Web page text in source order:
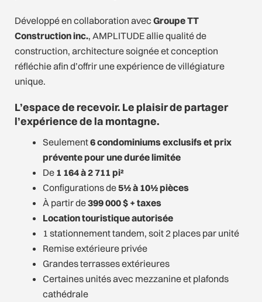
Développé en collaboration avec Groupe TT
Construction inc., AMPLITUDE allie qualité de
construction, architecture soignée et conception
réfléchie afin d’offrir une expérience de villégiature
unique.
L’espace de recevoir. Le plaisir de partager
l’expérience de la montagne.
Seulement6 condominiums exclusifs et prix
prévente pour une durée limitée
De 1 164 à 2 711 pi²
Configurations de5½ à 10½ pièces
À partir de399 000 $ + taxes
Location touristique autorisée
1 stationnement tandem, soit 2 places par unité
Remise extérieure privée
Grandes terrasses extérieures
Certaines unités avec mezzanine et plafonds
cathédrale